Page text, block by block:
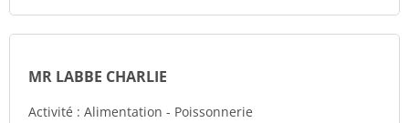
MR LABBE CHARLIE
Activité : Alimentation - Poissonnerie